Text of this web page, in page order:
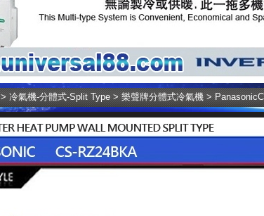
>冷氣機-分體式-Split Type>樂聲牌分體式冷氣機>